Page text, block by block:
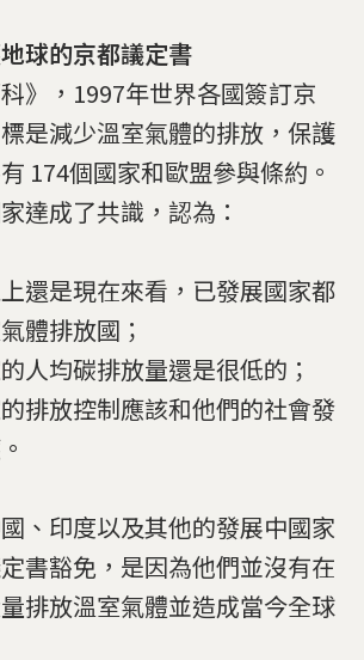
球的京都議定書
》，1997年世界各國簽訂京
是減少溫室氣體的排放，保護
174個國家和歐盟參與條約。
達成了共識，認為：
還是現在來看，已發展國家都
體排放國；
人均碳排放量還是很低的；
排放控制應該和他們的社會發
、印度以及其他的發展中國家
書豁免，是因為他們並沒有在
排放溫室氣體並造成當今全球